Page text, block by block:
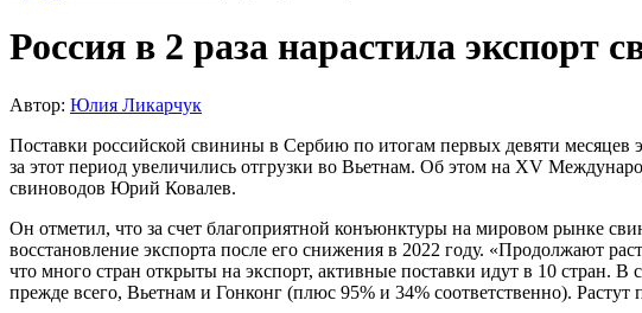
Россия в 2 раза нарастила экспорт
Автор: Юлия Ликарчук
Поставки российской свинины в Сербию по итогам первых девяти месяцев
за этот период увеличились отгрузки во Вьетнам. Об этом на XV
свиноводов Юрий Ковалев.
Он отметил, что за счет благоприятной конъюнктуры на мировом рынке
восстановление экспорта после его снижения в 2022 году. «Продолжают
что много стран открыты на экспорт, активные поставки идут в 10 стран.
прежде всего, Вьетнам и Гонконг (плюс 95% и 34% соответственно).